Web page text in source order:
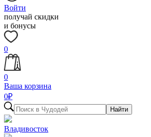
Войти
получай скидки
и бонусы
0
0
Ваша корзина
0₽
Найти
Владивосток